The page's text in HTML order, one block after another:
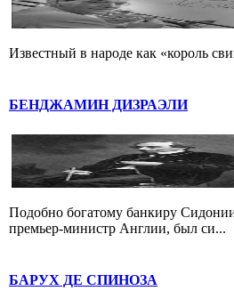
Известный в народе как «король
БЕНДЖАМИН ДИЗРАЭЛИ
Подобно богатому банкиру
премьер-министр Англии, был си...
БАРУХ ДЕ СПИНОЗА